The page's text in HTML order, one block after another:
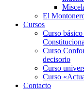
El
Cursos
Curso
Curso
decisorio
Curso
Curso
Contacto